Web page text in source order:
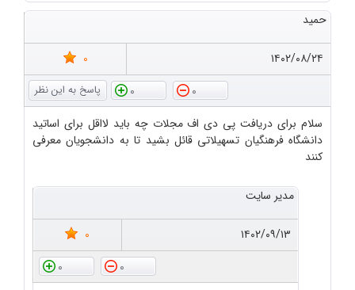
حمید
۱۴۰۲/۰۸/۲۴
0
0
0
سلام برای دریافت پی دی اف مجلات چه باید لااقل برای اساتید
دانشگاه فرهنگیان تسهیلاتی قائل بشید تا به دانشجویان معرفی
کنند
مدیر سایت
۱۴۰۲/۰۹/۱۳
0
0
0